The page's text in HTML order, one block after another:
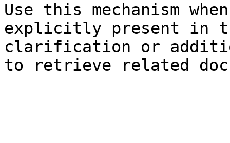
Use this mechanism
explicitly present in
clarification or